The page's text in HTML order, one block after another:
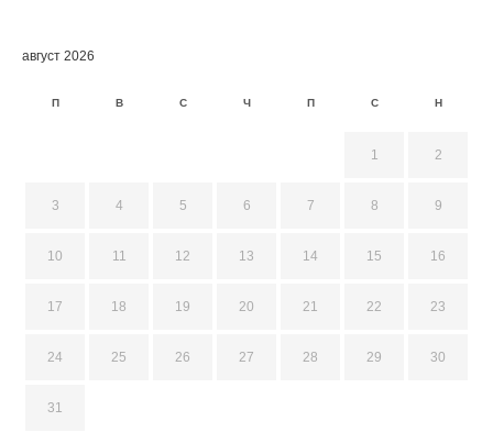
август 2026
П В С Ч П С Н
1 2
3 4 5 6 7 8 9
10 11 12 13 14 15 16
17 18 19 20 21 22 23
24 25 26 27 28 29 30
31